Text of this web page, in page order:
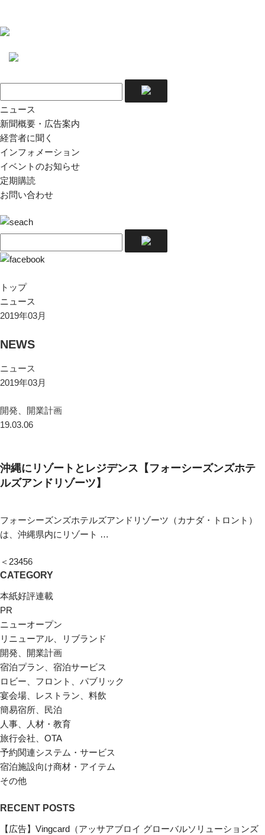
ニュース
新聞概要・広告案内
経営者に聞く
インフォメーション
イベントのお知らせ
定期購読
お問い合わせ
トップ
ニュース
2019年03月
NEWS
ニュース
2019年03月
開発、開業計画
19.03.06
沖縄にリゾートとレジデンス【フォーシーズンズホテ
ルズアンドリゾーツ】
フォーシーズンズホテルズアンドリゾーツ（カナダ・トロント）
は、沖縄県内にリゾート …
＜ 23456
CATEGORY
本紙好評連載
PR
ニューオープン
リニューアル、リブランド
開発、開業計画
宿泊プラン、宿泊サービス
ロビー、フロント、パブリック
宴会場、レストラン、料飲
簡易宿所、民泊
人事、人材・教育
旅行会社、OTA
予約関連システム・サービス
宿泊施設向け商材・アイテム
その他
RECENT POSTS
【広告】Vingcard（アッサアブロイ グローバルソリューションズ